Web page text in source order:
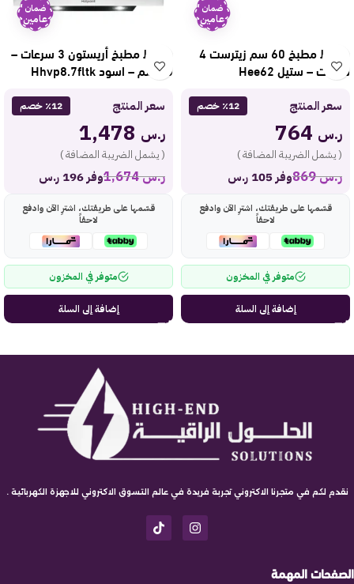
ضمان
عامين
شفاط مطبخ 60 سم زيترست 4
سرعات – ستيل Hee62
سعر المنتج ٪12 خصم
ر.س
( يشمل الضريبة المضافة )
ر.س869 وفر 105 ر.س
قسّمها على طريقتك، اشترِ الآن وادفع
لاحقاً
متوفر في المخزون
إضافة إلى السلة
ضمان
عامين
شفاط مطبخ أريستون 3 سرعات –
80 سم – اسود Hhvp8.7fltk
سعر المنتج ٪12 خصم
ر.س
( يشمل الضريبة المضافة )
ر.س1,674 وفر 196 ر.س
قسّمها على طريقتك، اشترِ الآن وادفع
لاحقاً
متوفر في المخزون
إضافة إلى السلة
نقدم لكم في متجرنا الاكتروني تجربة فريدة في عالم التسوق الاكتروني للاجهزة الكهربائية .
الصفحات المهمة